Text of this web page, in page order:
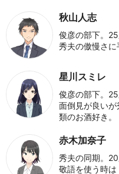
秋山人志
俊彦の部下。25
秀夫の傲慢さに
星川スミレ
俊彦の部下。25
面倒見が良い
類のお酒好き。
赤木加奈子
秀夫の同期。20
敬語を使う時